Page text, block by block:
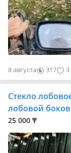
8 августа 317 3
Стекло
лобовой
25 000 ₸